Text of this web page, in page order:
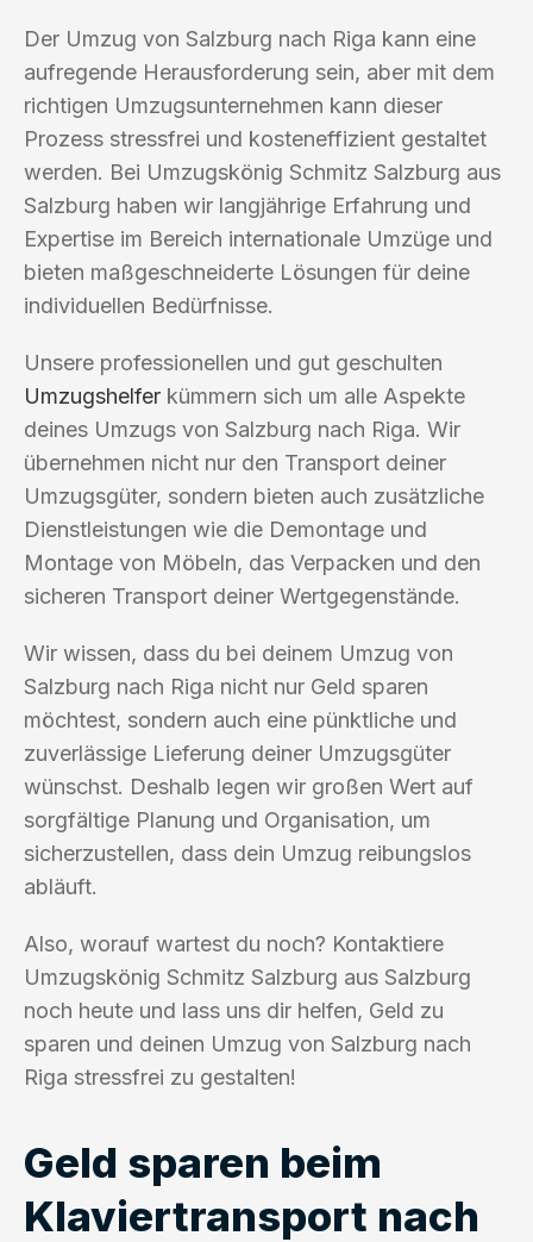
Der Umzug von Salzburg nach Riga kann eine
aufregende Herausforderung sein, aber mit dem
richtigen Umzugsunternehmen kann dieser
Prozess stressfrei und kosteneffizient gestaltet
werden. Bei Umzugskönig Schmitz Salzburg aus
Salzburg haben wir langjährige Erfahrung und
Expertise im Bereich internationale Umzüge und
bieten maßgeschneiderte Lösungen für deine
individuellen Bedürfnisse.
Unsere professionellen und gut geschulten
Umzugshelfer kümmern sich um alle Aspekte
deines Umzugs von Salzburg nach Riga. Wir
übernehmen nicht nur den Transport deiner
Umzugsgüter, sondern bieten auch zusätzliche
Dienstleistungen wie die Demontage und
Montage von Möbeln, das Verpacken und den
sicheren Transport deiner Wertgegenstände.
Wir wissen, dass du bei deinem Umzug von
Salzburg nach Riga nicht nur Geld sparen
möchtest, sondern auch eine pünktliche und
zuverlässige Lieferung deiner Umzugsgüter
wünschst. Deshalb legen wir großen Wert auf
sorgfältige Planung und Organisation, um
sicherzustellen, dass dein Umzug reibungslos
abläuft.
Also, worauf wartest du noch? Kontaktiere
Umzugskönig Schmitz Salzburg aus Salzburg
noch heute und lass uns dir helfen, Geld zu
sparen und deinen Umzug von Salzburg nach
Riga stressfrei zu gestalten!
Geld sparen beim
Klaviertransport nach